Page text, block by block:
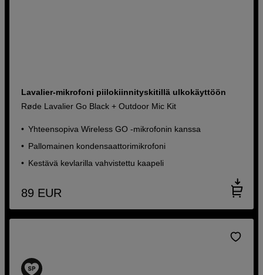
Lavalier-mikrofoni piilokiinnityskitillä ulkokäyttöön
Røde Lavalier Go Black + Outdoor Mic Kit
Yhteensopiva Wireless GO -mikrofonin kanssa
Pallomainen kondensaattorimikrofoni
Kestävä kevlarilla vahvistettu kaapeli
89 EUR